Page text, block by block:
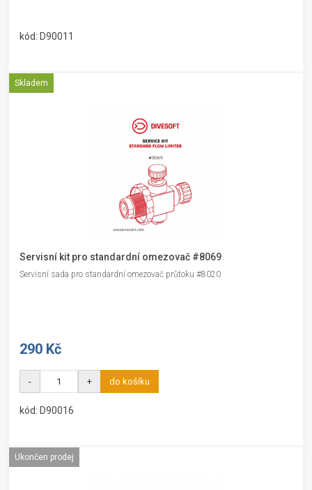
kód: D90011
Skladem
Servisní kit pro standardní omezovač #8069
Servisní sada pro standardní omezovač průtoku #8020
290 Kč
- + do košíku
kód: D90016
Ukončen prodej